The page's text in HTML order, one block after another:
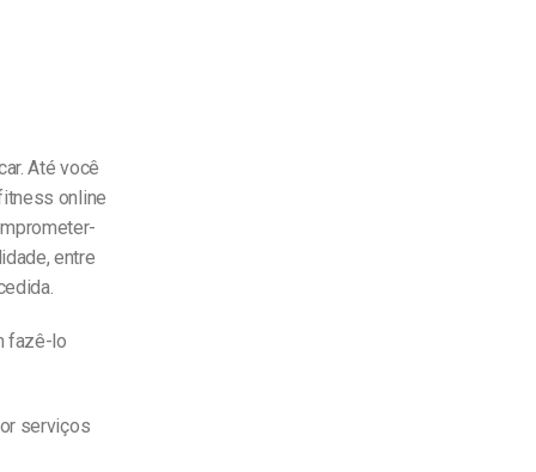
Até você
online
entre
fazê-lo
serviços